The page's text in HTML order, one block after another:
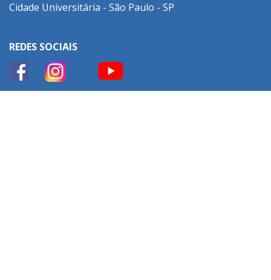
Cidade Universitária - São Paulo - SP
REDES SOCIAIS